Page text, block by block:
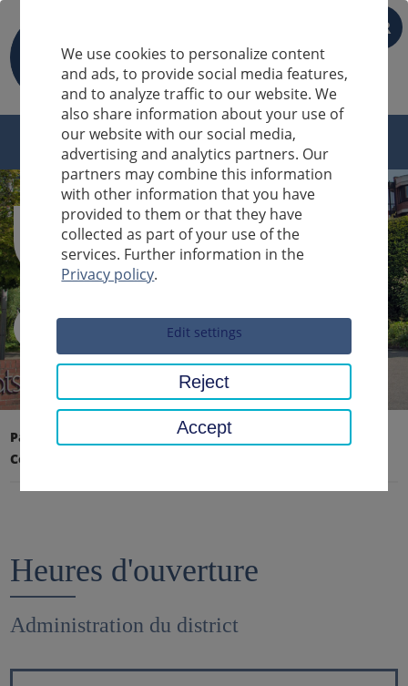
FR
Sucheingabe
Page d'accueil
Conseil régional, district
Conseil régional
Heures d'ouverture
Administration du district
We use cookies to personalize content
and ads, to provide social media features,
and to analyze traffic to our website. We
also share information about your use of
our website with our social media,
advertising and analytics partners. Our
partners may combine this information
with other information that you have
provided to them or that they have
collected as part of your use of the
services. Further information in the
Privacy policy.
Edit settings
Reject
Accept